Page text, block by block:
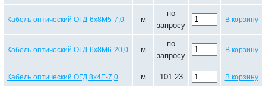
Кабель оптический ОГД-6х8М5-7,0 м
по
запросу
В корзину
Кабель оптический ОГД-6х8М6-20,0 м
по
запросу
В корзину
Кабель оптический ОГД 8х4Е-7,0 м 101.23 В корзину